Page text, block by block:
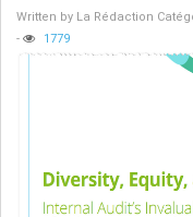
Written by La Rédaction
-
1779